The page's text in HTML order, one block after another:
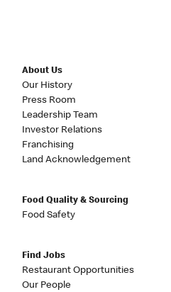
About Us
Our History
Press Room
Leadership Team
Investor Relations
Franchising
Land Acknowledgement
Food Quality & Sourcing
Food Safety
Find Jobs
Restaurant Opportunities
Our People